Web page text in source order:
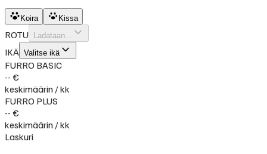
Koira Kissa
ROTU Ladataan...
IKÄ Valitse ikä
FURRO BASIC
-- €
keskimäärin / kk
FURRO PLUS
-- €
keskimäärin / kk
Laskuri